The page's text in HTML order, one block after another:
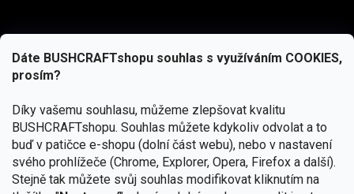
Dáte BUSHCRAFTshopu souhlas s využíváním COOKIES,
prosím?
Díky vašemu souhlasu, můžeme zlepšovat kvalitu
BUSHCRAFTshopu. Souhlas můžete kdykoliv odvolat a to
buď v patičce e-shopu (dolní část webu), nebo v nastavení
svého prohlížeče (Chrome, Explorer, Opera, Firefox a další).
Stejně tak můžete svůj souhlas modifikovat kliknutím na